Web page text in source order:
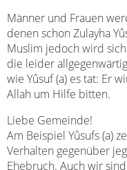
Männer und Frauen
denen schon Zulayha
Muslim jedoch wird
die leider
wie Yûsuf (a) es tat: Er
Allah um Hilfe bitten.
Liebe Gemeinde!
Am Beispiel Yûsufs (a)
Verhalten gegenüber
Ehebruch. Auch wir